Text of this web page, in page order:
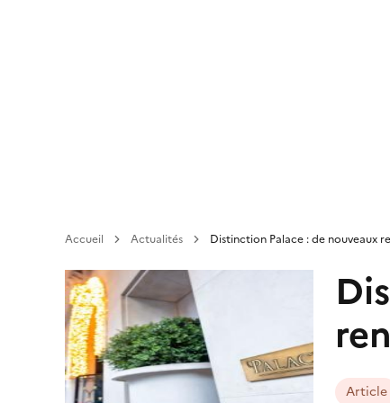
Accueil Actualités Distinction Palace : de nouveaux
Article